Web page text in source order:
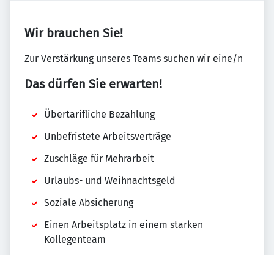
Wir brauchen Sie!
Zur Verstärkung unseres Teams suchen wir eine/n
Das dürfen Sie erwarten!
Übertarifliche Bezahlung
Unbefristete Arbeitsverträge
Zuschläge für Mehrarbeit
Urlaubs- und Weihnachtsgeld
Soziale Absicherung
Einen Arbeitsplatz in einem starken
Kollegenteam